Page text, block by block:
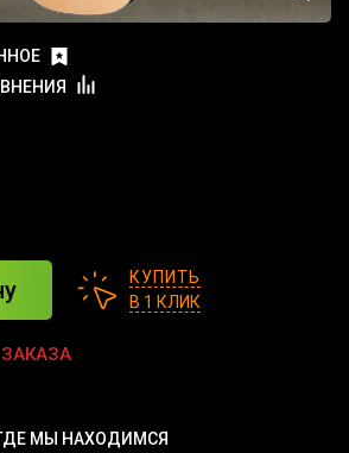
КУПИТЬ
В 1 КЛИК
МЫ НАХОДИМСЯ